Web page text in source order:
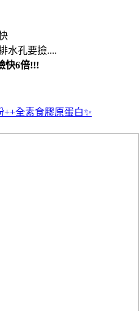
水孔要撿....
快6倍!!!
++全素食膠原蛋白✨